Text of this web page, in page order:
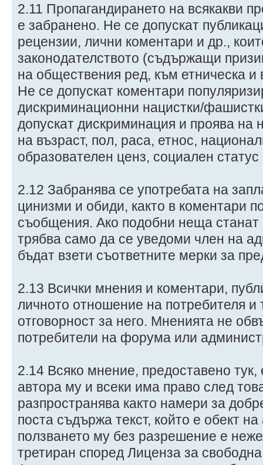
2.11 Пропагандирането на всякакви
е забранено. Не се допускат
рецензии, лични коментари и др.,
законодателството (съдържащи
на обществения ред, към етническа и
Не се допускат коментари
дискриминационни нацистки/
допускат дискриминация и проява на
на възраст, пол, раса, етнос,
образователен ценз, социален статус
2.12 Забранява се употребата на
цинизми и обиди, както в коментари
съобщения. Ако подобни неща
трябва само да се уведоми член на
бъдат взети съответните мерки за
2.13 Всички мнения и коментари,
личното отношение на потребителя и
отговорност за него. Мненията не
потребители на форума или
2.14 Всяко мнение, предоставено
автора му и всеки има право след
разпространява както намери за
поста съдържа текст, който е обект
ползването му без разрешение е
третиран според Лиценза за